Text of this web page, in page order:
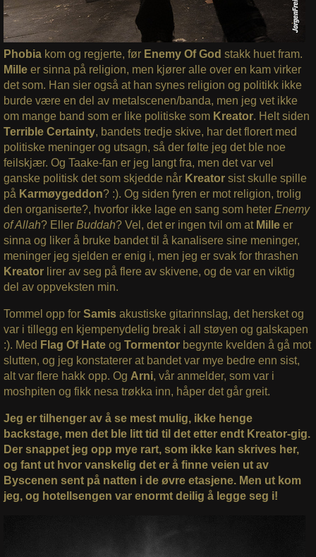
Phobiakom og regjerte, før Enemy Of God stakk huet fram.
Mille er sinna på religion, men kjører alle over en kam virker
det som. Han sier også at han synes religion og politikk ikke
burde være en del av metalscenen/banda, men jeg vet ikke
om mange band som er like politiske som Kreator. Helt siden
Terrible Certainty, bandets tredje skive, har det florert med
politiske meninger og utsagn, så der følte jeg det ble noe
feilskjær. Og Taake-fan er jeg langt fra, men det var vel
ganske politisk det som skjedde når Kreator sist skulle spille
på Karmøygeddon? :). Og siden fyren er mot religion, trolig
den organiserte?, hvorfor ikke lage en sang som heter Enemy
of Allah? Eller Buddah? Vel, det er ingen tvil om at Mille er
sinna og liker å bruke bandet til å kanalisere sine meninger,
meninger jeg sjelden er enig i, men jeg er svak for thrashen
Kreator lirer av seg på flere av skivene, og de var en viktig
del av oppveksten min.
Tommel opp for Samis akustiske gitarinnslag, det hersket og
var i tillegg en kjempenydelig break i all støyen og galskapen
:). Med Flag Of Hateog Tormentor begynte kvelden å gå mot
slutten, og jeg konstaterer at bandet var mye bedre enn sist,
alt var flere hakk opp. Og Arni, vår anmelder, som var i
moshpiten og fikk nesa trøkka inn, håper det går greit.
Jeg er tilhenger av å se mest mulig, ikke henge
backstage, men det ble litt tid til det etter endt Kreator-gig.
Der snappet jeg opp mye rart, som ikke kan skrives her,
og fant ut hvor vanskelig det er å finne veien ut av
Byscenen sent på natten i de øvre etasjene. Men ut kom
jeg, og hotellsengen var enormt deilig å legge seg i!